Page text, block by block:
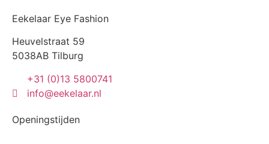
Eekelaar Eye Fashion
Heuvelstraat 59
5038AB Tilburg
+31 (0)13 5800741
info@eekelaar.nl
Openingstijden